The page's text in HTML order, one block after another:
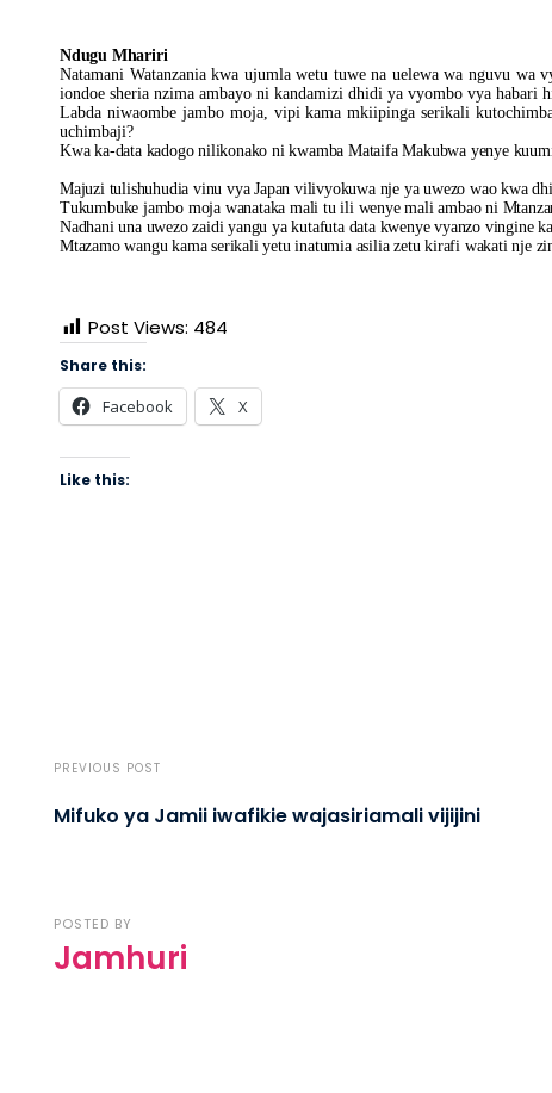
Ndugu Mhariri
Natamani Watanzania kwa ujumla wetu tuwe na uelewa wa nguvu
iondoe sheria nzima ambayo ni kandamizi dhidi ya vyombo vya habari
Labda niwaombe jambo moja, vipi kama mkiipinga serikali
uchimbaji?
Kwa ka-data kadogo nilikonako ni kwamba Mataifa Makubwa yenye
Majuzi tulishuhudia vinu vya Japan vilivyokuwa nje ya uwezo wao kwa
Tukumbuke jambo moja wanataka mali tu ili wenye mali ambao ni
Nadhani una uwezo zaidi yangu ya kutafuta data kwenye vyanzo vingine
Mtazamo wangu kama serikali yetu inatumia asilia zetu kirafi wakati nje
Post Views: 484
Share this:
Facebook X
Like this:
PREVIOUS POST
Mifuko ya Jamii iwafikie wajasiriamali vijijini
POSTED BY
Jamhuri